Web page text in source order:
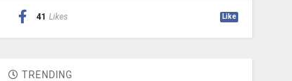
41 Likes Like
TRENDING